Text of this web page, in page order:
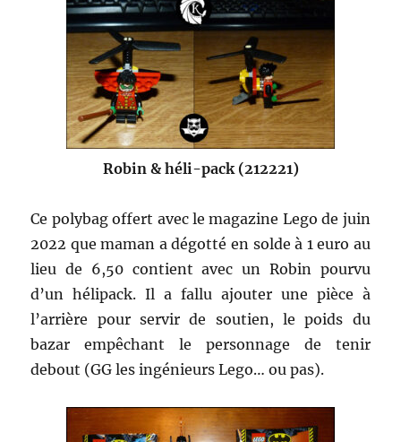
Robin & héli-pack (212221)
Ce polybag offert avec le magazine Lego de juin
2022 que maman a dégotté en solde à 1 euro au
lieu de 6,50 contient avec un Robin pourvu
d’un hélipack. Il a fallu ajouter une pièce à
l’arrière pour servir de soutien, le poids du
bazar empêchant le personnage de tenir
debout (GG les ingénieurs Lego… ou pas).